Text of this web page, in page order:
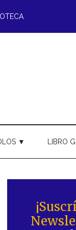
▼ LIBRO
lateral
principal